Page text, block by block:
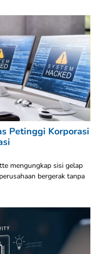
Petinggi Korporasi
mengungkap sisi gelap
bergerak tanpa